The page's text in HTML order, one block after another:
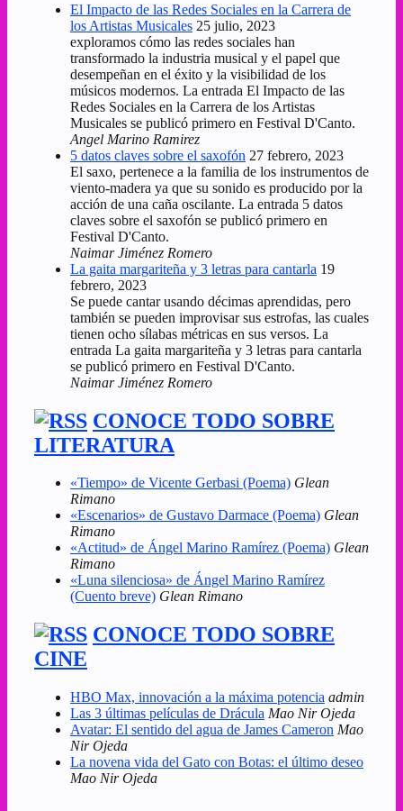
El Impacto de las Redes Sociales en la Carrera de
los Artistas Musicales 25 julio, 2023
exploramos cómo las redes sociales han
transformado la industria musical y el papel que
desempeñan en el éxito y la visibilidad de los
músicos modernos. La entrada El Impacto de las
Redes Sociales en la Carrera de los Artistas
Musicales se publicó primero en Festival D'Canto.
Angel Marino Ramirez
5 datos claves sobre el saxofón 27 febrero, 2023
El saxo, pertenece a la familia de los instrumentos de
viento-madera ya que su sonido es producido por la
acción de una caña oscilante. La entrada 5 datos
claves sobre el saxofón se publicó primero en
Festival D'Canto.
Naimar Jiménez Romero
La gaita margariteña y 3 letras para cantarla 19
febrero, 2023
Se puede cantar usando décimas aprendidas, pero
también se pueden improvisar sus estrofas, las cuales
tienen ocho sílabas métricas en sus versos. La
entrada La gaita margariteña y 3 letras para cantarla
se publicó primero en Festival D'Canto.
Naimar Jiménez Romero
CONOCE TODO SOBRE
LITERATURA
«Tiempo» de Vicente Gerbasi (Poema) Glean
Rimano
«Escenarios» de Gustavo Darmace (Poema) Glean
Rimano
«Actitud» de Ángel Marino Ramírez (Poema) Glean
Rimano
«Luna silenciosa» de Ángel Marino Ramírez
(Cuento breve) Glean Rimano
CONOCE TODO SOBRE
CINE
HBO Max, innovación a la máxima potencia admin
Las 3 últimas películas de Drácula Mao Nir Ojeda
Avatar: El sentido del agua de James Cameron Mao
Nir Ojeda
La novena vida del Gato con Botas: el último deseo
Mao Nir Ojeda